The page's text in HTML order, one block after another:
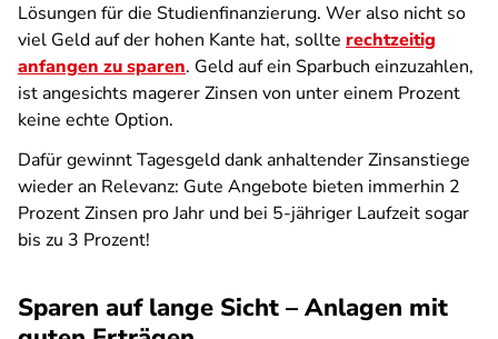
Lösungen für die Studienfinanzierung. Wer also nicht so
viel Geld auf der hohen Kante hat, sollte rechtzeitig
anfangen zu sparen. Geld auf ein Sparbuch einzuzahlen,
ist angesichts magerer Zinsen von unter einem Prozent
keine echte Option.
Dafür gewinnt Tagesgeld dank anhaltender Zinsanstiege
wieder an Relevanz: Gute Angebote bieten immerhin 2
Prozent Zinsen pro Jahr und bei 5-jähriger Laufzeit sogar
bis zu 3 Prozent!
Sparen auf lange Sicht – Anlagen mit